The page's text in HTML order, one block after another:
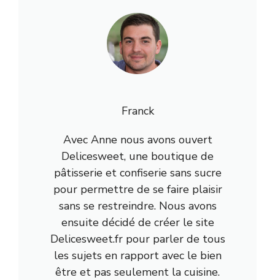
Franck
Avec Anne nous avons ouvert
Delicesweet, une boutique de
pâtisserie et confiserie sans sucre
pour permettre de se faire plaisir
sans se restreindre. Nous avons
ensuite décidé de créer le site
Delicesweet.fr pour parler de tous
les sujets en rapport avec le bien
être et pas seulement la cuisine.